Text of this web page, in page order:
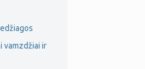
vamzdžiai ir